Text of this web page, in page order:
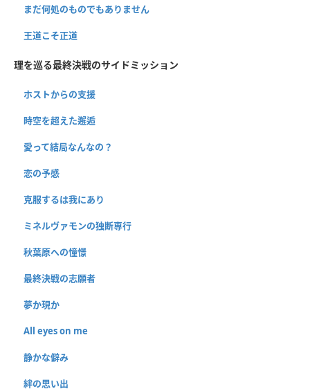
まだ何処のものでもありません
王道こそ正道
理を巡る最終決戦のサイドミッション
ホストからの支援
時空を超えた邂逅
愛って結局なんなの？
恋の予感
克服するは我にあり
ミネルヴァモンの独断専行
秋葉原への憧憬
最終決戦の志願者
夢か現か
All eyes on me
静かな僻み
絆の思い出